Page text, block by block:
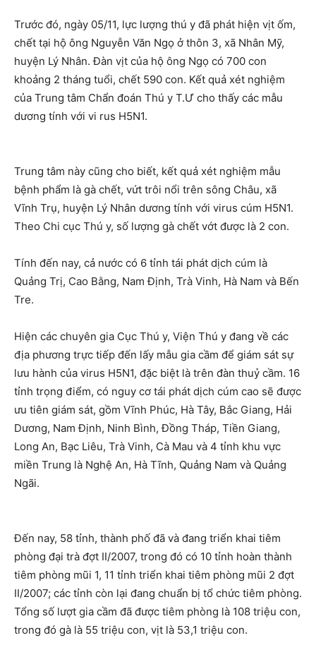
Trước đó, ngày 05/11, lực lượng thú y đã phát hiện vịt ốm,
chết tại hộ ông Nguyễn Văn Ngọ ở thôn 3, xã Nhân Mỹ,
huyện Lý Nhân. Đàn vịt của hộ ông Ngọ có 700 con
khoảng 2 tháng tuổi, chết 590 con. Kết quả xét nghiệm
của Trung tâm Chẩn đoán Thú y T.Ư cho thấy các mẫu
dương tính với vi rus H5N1.
Trung tâm này cũng cho biết, kết quả xét nghiệm mẫu
bệnh phẩm là gà chết, vứt trôi nổi trên sông Châu, xã
Vĩnh Trụ, huyện Lý Nhân dương tính với virus cúm H5N1.
Theo Chi cục Thú y, số lượng gà chết vớt được là 2 con.
Tính đến nay, cả nước có 6 tỉnh tái phát dịch cúm là
Quảng Trị, Cao Bằng, Nam Định, Trà Vinh, Hà Nam và Bến
Tre.
Hiện các chuyên gia Cục Thú y, Viện Thú y đang về các
địa phương trực tiếp đến lấy mẫu gia cầm để giám sát sự
lưu hành của virus H5N1, đặc biệt là trên đàn thuỷ cầm. 16
tỉnh trọng điểm, có nguy cơ tái phát dịch cúm cao sẽ được
ưu tiên giám sát, gồm Vĩnh Phúc, Hà Tây, Bắc Giang, Hải
Dương, Nam Định, Ninh Bình, Đồng Tháp, Tiền Giang,
Long An, Bạc Liêu, Trà Vinh, Cà Mau và 4 tỉnh khu vực
miền Trung là Nghệ An, Hà Tĩnh, Quảng Nam và Quảng
Ngãi.
Đến nay, 58 tỉnh, thành phố đã và đang triển khai tiêm
phòng đại trà đợt II/2007, trong đó có 10 tỉnh hoàn thành
tiêm phòng mũi 1, 11 tỉnh triển khai tiêm phòng mũi 2 đợt
II/2007; các tỉnh còn lại đang chuẩn bị tổ chức tiêm phòng.
Tổng số lượt gia cầm đã được tiêm phòng là 108 triệu con,
trong đó gà là 55 triệu con, vịt là 53,1 triệu con.